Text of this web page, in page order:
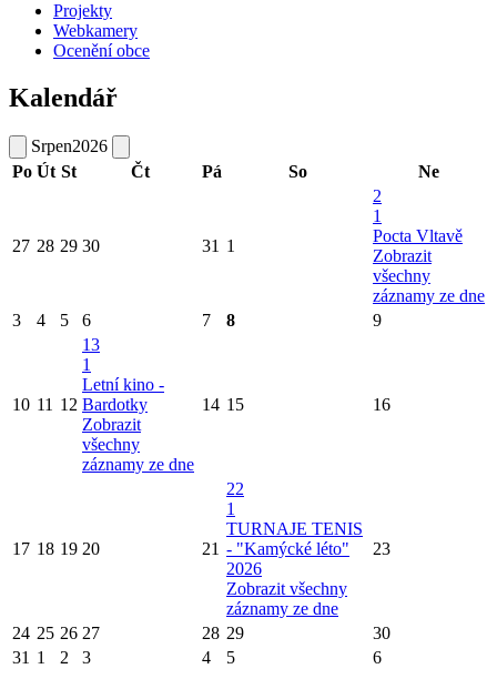
Projekty
Webkamery
Ocenění obce
Kalendář
Srpen2026
Po Út St Čt Pá So Ne
27 28 29 30 31 1
2
1
Pocta Vltavě
Zobrazit
všechny
záznamy ze dne
3
4 5 6 7 8 9
10 11 12
13
1
Letní kino -
Bardotky
Zobrazit
všechny
záznamy ze dne
14 15 16
17 18 19 20 21
22
1
TURNAJE TENIS
- "Kamýcké léto"
2026
Zobrazit všechny
záznamy ze dne
23
24 25 26 27 28 29
30
31 1 2 3 4 5 6